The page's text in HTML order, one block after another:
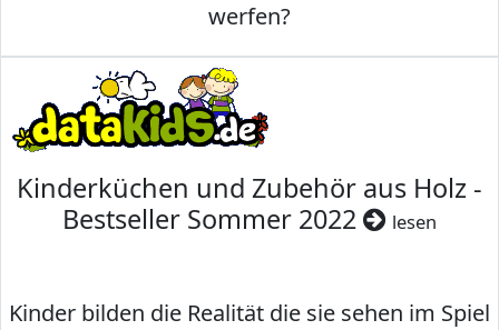
werfen?
Kinderküchen und Zubehör aus Holz -
Bestseller Sommer 2022
lesen
Kinder bilden die Realität die sie sehen im Spiel